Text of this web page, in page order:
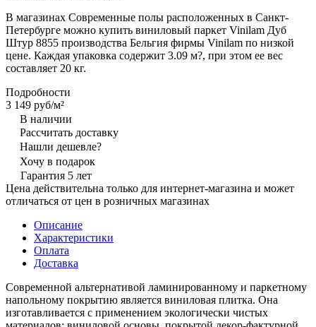
В магазинах Современные полы расположенных в Санкт-
Петербурге можно купить виниловый паркет Vinilam Дуб
Штур 8855 производства Бельгия фирмы Vinilam по низкой
цене. Каждая упаковка содержит 3.09 м?, при этом ее вес
составляет 20 кг.
Подробности
3 149 руб/м²
В наличии
Рассчитать доставку
Нашли дешевле?
Хочу в подарок
Гарантия 5 лет
Цена действительна только для интернет-магазина и может
отличаться от цен в розничных магазинах
Описание
Характеристики
Оплата
Доставка
Современной альтернативой ламинированному и паркетному
напольному покрытию является виниловая плитка. Она
изготавливается с применением экологически чистых